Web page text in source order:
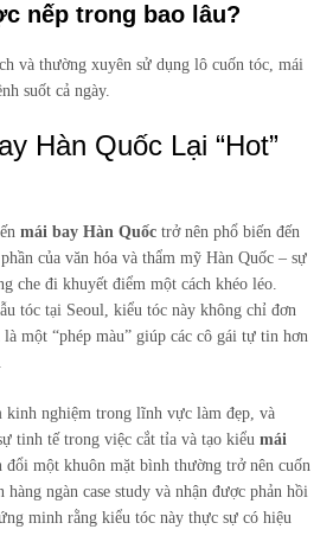
nếp trong bao lâu?
và thường xuyên sử dụng lô cuốn tóc, mái
suốt cả ngày.
Hàn Quốc Lại “Hot”
mái bay Hàn Quốc trở nên phổ biến đến
của văn hóa và thẩm mỹ Hàn Quốc – sự
che đi khuyết điểm một cách khéo léo.
tóc tại Seoul, kiểu tóc này không chỉ đơn
một “phép màu” giúp các cô gái tự tin hơn
kinh nghiệm trong lĩnh vực làm đẹp, và
tinh tế trong việc cắt tỉa và tạo kiểu mái
đổi một khuôn mặt bình thường trở nên cuốn
ngàn case study và nhận được phản hồi
minh rằng kiểu tóc này thực sự có hiệu